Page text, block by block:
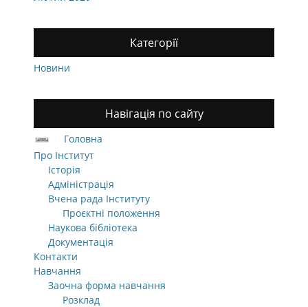
Категорії
Новини
Навігація по сайту
Головна
Про Інститут
Історія
Адміністрація
Вчена рада Інституту
Проєктні положення
Наукова бібліотека
Документація
Контакти
Навчання
Заочна форма навчання
Розклад